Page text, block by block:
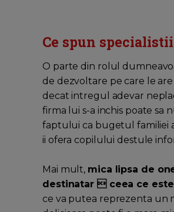
Ce spun specialistii
O parte din rolul
de dezvoltare pe care le
decat intregul adevar
firma lui s-a inchis poate sa
faptului ca bugetul familiei
ii ofera copilului destule
Mai mult, mica lipsa de
destinatar  ceea ce
ce va putea reprezenta un